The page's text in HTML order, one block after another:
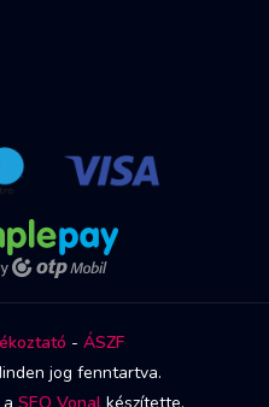
- ÁSZF
jog fenntartva.